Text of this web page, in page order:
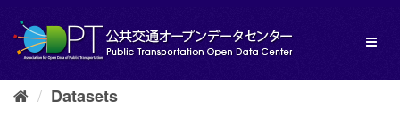
content
Datasets